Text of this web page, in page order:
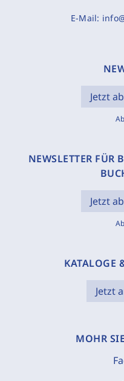
E-Mail:
Jetzt
NEWSLETTER FÜR
Jetzt
KATALOGE
Jetzt
MOHR